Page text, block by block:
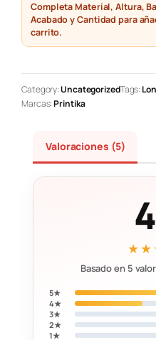
Completa Material, Altura,
Acabado y Cantidad para
carrito.
Category:UncategorizedTags:
Marcas:Printika
Valoraciones (5)
Basado en 5
5★
4★
3★
2★
1★